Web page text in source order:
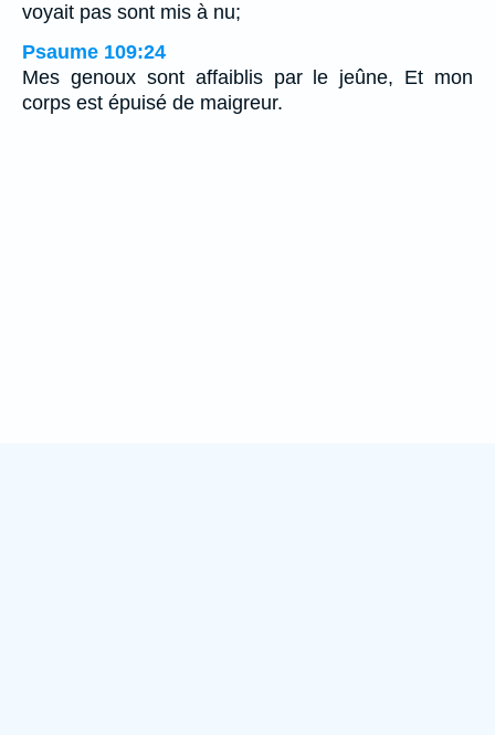
voyait pas sont mis à nu;
Psaume 109:24
Mes genoux sont affaiblis par le jeûne, Et mon
corps est épuisé de maigreur.